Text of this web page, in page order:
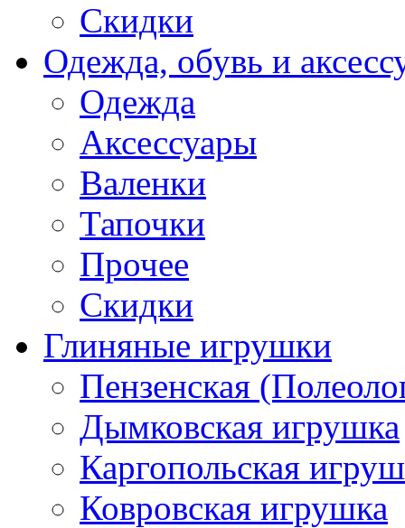
Скидки
Одежда, обувь и
Одежда
Аксессуары
Валенки
Тапочки
Прочее
Скидки
Глиняные игрушки
Пензенская
Дымковская игрушка
Каргопольская
Ковровская игрушка